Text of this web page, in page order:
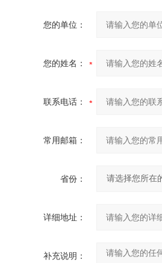
您的单位：
您的姓名：
联系电话：
常用邮箱：
省份：
详细地址：
补充说明：